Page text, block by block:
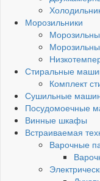
Морозильники
Стиральные
Комплект
Сушильные
Посудомоечные
Винные шкафы
Встраиваемая
Варочные